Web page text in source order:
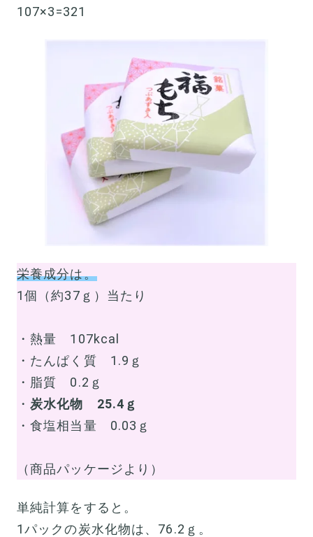
107×3=321
栄養成分は。
1個（約37ｇ）当たり
・熱量 107kcal
・たんぱく質 1.9ｇ
・脂質 0.2ｇ
・炭水化物 25.4ｇ
・食塩相当量 0.03ｇ
（商品パッケージより）
単純計算をすると。
1パックの炭水化物は、76.2ｇ。